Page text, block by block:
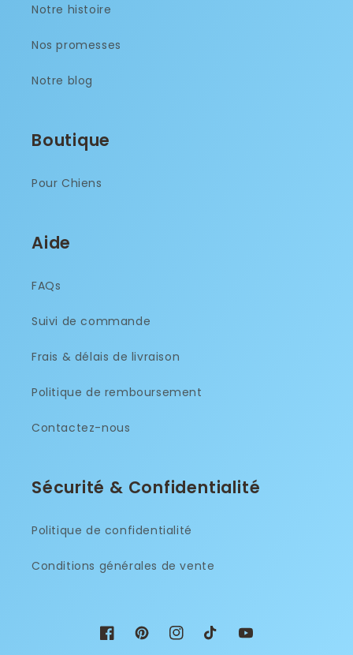
Notre histoire
Nos promesses
Notre blog
Boutique
Pour Chiens
Aide
FAQs
Suivi de commande
Frais & délais de livraison
Politique de remboursement
Contactez-nous
Sécurité & Confidentialité
Politique de confidentialité
Conditions générales de vente
FacebookPinterestInstagramTikTokYouTube